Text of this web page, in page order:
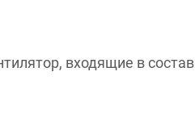
входящие в состав